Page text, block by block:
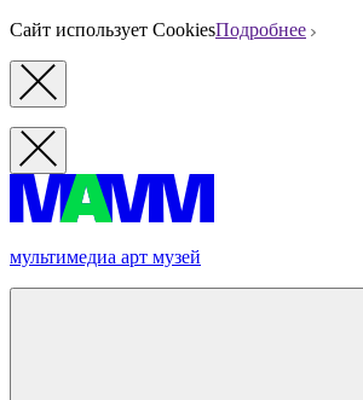
Сайт использует CookiesПодробнее
мультимедиа арт музей